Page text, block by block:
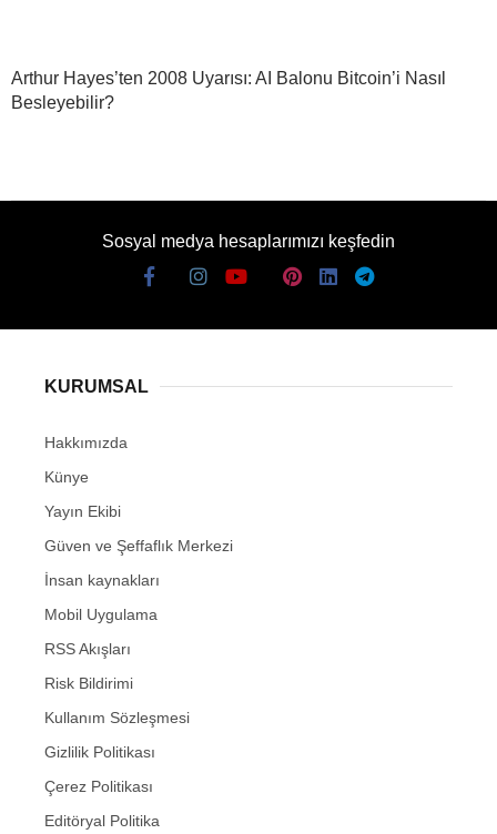
Arthur Hayes’ten 2008 Uyarısı: AI Balonu Bitcoin’i Nasıl
Besleyebilir?
Sosyal medya hesaplarımızı keşfedin
KURUMSAL
Hakkımızda
Künye
Yayın Ekibi
Güven ve Şeffaflık Merkezi
İnsan kaynakları
Mobil Uygulama
RSS Akışları
Risk Bildirimi
Kullanım Sözleşmesi
Gizlilik Politikası
Çerez Politikası
Editöryal Politika